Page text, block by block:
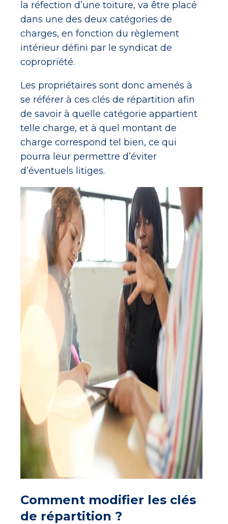
la réfection d’une toiture, va être placé
dans une des deux catégories de
charges, en fonction du règlement
intérieur défini par le syndicat de
copropriété.
Les propriétaires sont donc amenés à
se référer à ces clés de répartition afin
de savoir à quelle catégorie appartient
telle charge, et à quel montant de
charge correspond tel bien, ce qui
pourra leur permettre d’éviter
d’éventuels litiges.
Comment modifier les clés
de répartition ?